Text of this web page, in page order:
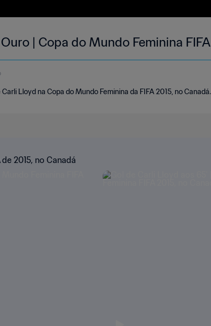
| Copa do Mundo Feminina
Lloyd na Copa do Mundo Feminina da FIFA 2015, no Canadá.
2015, no Canadá